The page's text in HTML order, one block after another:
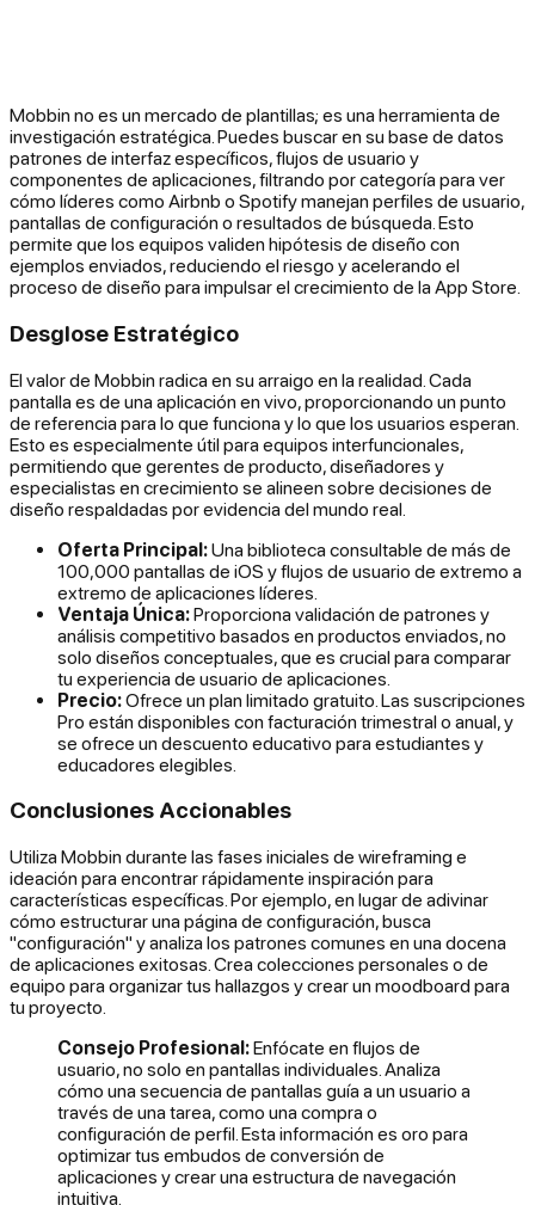
Mobbin no es un mercado de plantillas; es una herramienta de
investigación estratégica. Puedes buscar en su base de datos
patrones de interfaz específicos, flujos de usuario y
componentes de aplicaciones, filtrando por categoría para ver
cómo líderes como Airbnb o Spotify manejan perfiles de usuario,
pantallas de configuración o resultados de búsqueda. Esto
permite que los equipos validen hipótesis de diseño con
ejemplos enviados, reduciendo el riesgo y acelerando el
proceso de diseño para impulsar el crecimiento de la App Store.
Desglose Estratégico
El valor de Mobbin radica en su arraigo en la realidad. Cada
pantalla es de una aplicación en vivo, proporcionando un punto
de referencia para lo que funciona y lo que los usuarios esperan.
Esto es especialmente útil para equipos interfuncionales,
permitiendo que gerentes de producto, diseñadores y
especialistas en crecimiento se alineen sobre decisiones de
diseño respaldadas por evidencia del mundo real.
Oferta Principal:Una biblioteca consultable de más de
100,000 pantallas de iOS y flujos de usuario de extremo a
extremo de aplicaciones líderes.
Ventaja Única:Proporciona validación de patrones y
análisis competitivo basados en productos enviados , no
solo diseños conceptuales, que es crucial para comparar
tu experiencia de usuario de aplicaciones.
Precio:Ofrece un plan limitado gratuito. Las suscripciones
Pro están disponibles con facturación trimestral o anual, y
se ofrece un descuento educativo para estudiantes y
educadores elegibles.
Conclusiones Accionables
Utiliza Mobbin durante las fases iniciales de wireframing e
ideación para encontrar rápidamente inspiración para
características específicas. Por ejemplo, en lugar de adivinar
cómo estructurar una página de configuración, busca
"configuración" y analiza los patrones comunes en una docena
de aplicaciones exitosas. Crea colecciones personales o de
equipo para organizar tus hallazgos y crear un moodboard para
tu proyecto.
Consejo Profesional:Enfócate en flujos de
usuario, no solo en pantallas individuales. Analiza
cómo una secuencia de pantallas guía a un usuario a
través de una tarea, como una compra o
configuración de perfil. Esta información es oro para
optimizar tus embudos de conversión de
aplicaciones y crear una estructura de navegación
intuitiva.